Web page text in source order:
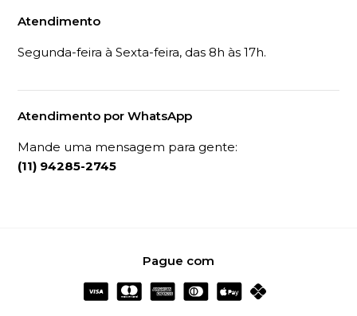
Atendimento
Segunda-feira à Sexta-feira, das 8h às 17h.
Atendimento por WhatsApp
Mande uma mensagem para gente:
(11) 94285-2745
Pague com